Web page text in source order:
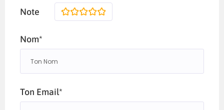
Note 5
4
3
2
Nom*
Ton Email*